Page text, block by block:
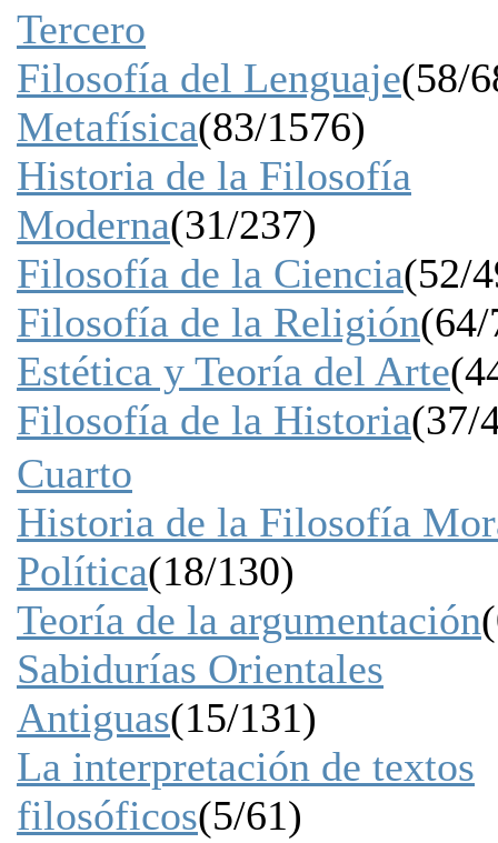
Tercero
Filosofía del Lenguaje(58/
Metafísica(83/1576)
Historia de la Filosofía
Moderna(31/237)
Filosofía de la Ciencia(52/
Filosofía de la Religión
Estética y Teoría del Arte
Filosofía de la Historia(37/
Cuarto
Historia de la Filosofía
Política(18/130)
Teoría de la argumentación
Sabidurías Orientales
Antiguas(15/131)
La interpretación de textos
filosóficos(5/61)